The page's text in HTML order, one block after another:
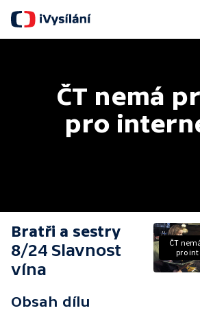
ČT nemá
pro
Bratři a sestry
8/24 Slavnost
vína
Obsah dílu
ČT
pro